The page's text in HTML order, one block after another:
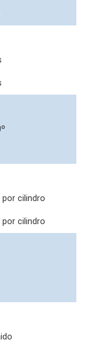
por cilindro
por cilindro